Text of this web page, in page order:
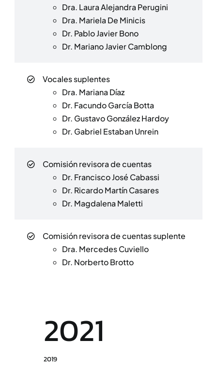
Dra. Laura Alejandra Perugini
Dra. Mariela De Minicis
Dr. Pablo Javier Bono
Dr. Mariano Javier Camblong
Vocales suplentes
Dra. Mariana Díaz
Dr. Facundo García Botta
Dr. Gustavo González Hardoy
Dr. Gabriel Estaban Unrein
Comisión revisora de cuentas
Dr. Francisco José Cabassi
Dr. Ricardo Martín Casares
Dr. Magdalena Maletti
Comisión revisora de cuentas suplente
Dra. Mercedes Cuviello
Dr. Norberto Brotto
2021
2019